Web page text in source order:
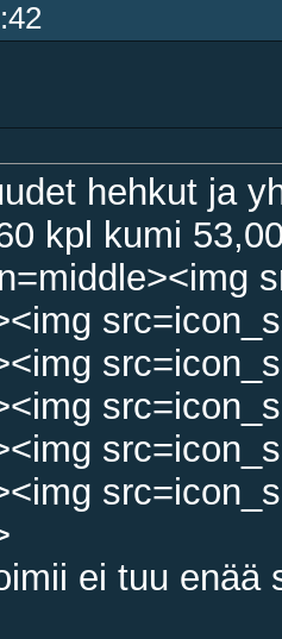
hehkut ja
kpl kumi
ei tuu enää